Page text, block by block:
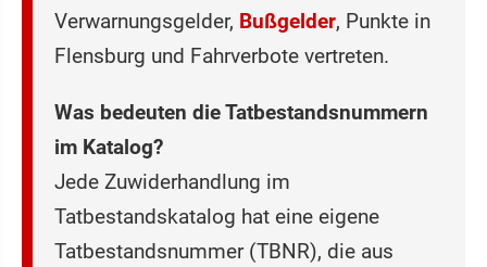
Verwarnungsgelder, Bußgelder, Punkte in
Flensburg und Fahrverbote vertreten.
Was bedeuten die Tatbestandsnummern
im Katalog?
Jede Zuwiderhandlung im
Tatbestandskatalog hat eine eigene
Tatbestandsnummer (TBNR), die aus